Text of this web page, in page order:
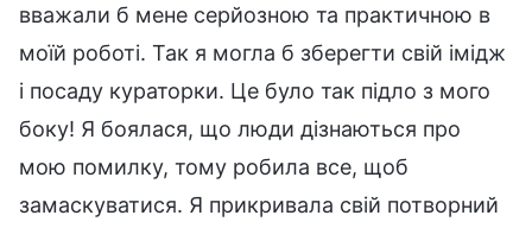
вважали б мене серйозною та практичною в
моїй роботі. Так я могла б зберегти свій імідж
і посаду кураторки. Це було так підло з мого
боку! Я боялася, що люди дізнаються про
мою помилку, тому робила все, щоб
замаскуватися. Я прикривала свій потворний